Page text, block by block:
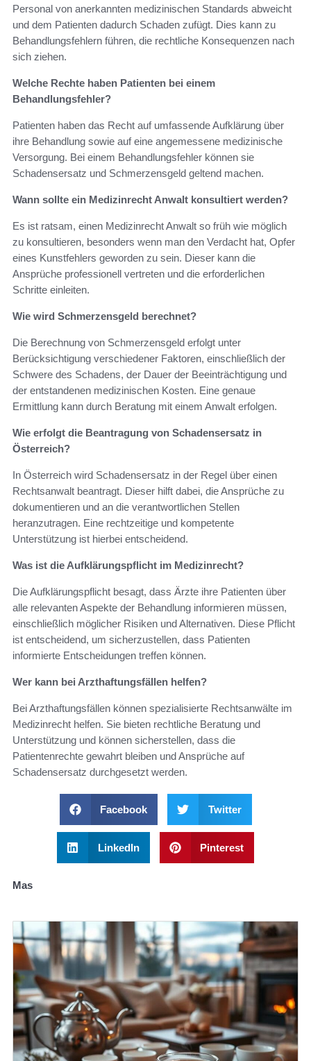
Personal von anerkannten medizinischen Standards abweicht
und dem Patienten dadurch Schaden zufügt. Dies kann zu
Behandlungsfehlern führen, die rechtliche Konsequenzen nach
sich ziehen.
Welche Rechte haben Patienten bei einem
Behandlungsfehler?
Patienten haben das Recht auf umfassende Aufklärung über
ihre Behandlung sowie auf eine angemessene medizinische
Versorgung. Bei einem Behandlungsfehler können sie
Schadensersatz und Schmerzensgeld geltend machen.
Wann sollte ein Medizinrecht Anwalt konsultiert werden?
Es ist ratsam, einen Medizinrecht Anwalt so früh wie möglich
zu konsultieren, besonders wenn man den Verdacht hat, Opfer
eines Kunstfehlers geworden zu sein. Dieser kann die
Ansprüche professionell vertreten und die erforderlichen
Schritte einleiten.
Wie wird Schmerzensgeld berechnet?
Die Berechnung von Schmerzensgeld erfolgt unter
Berücksichtigung verschiedener Faktoren, einschließlich der
Schwere des Schadens, der Dauer der Beeinträchtigung und
der entstandenen medizinischen Kosten. Eine genaue
Ermittlung kann durch Beratung mit einem Anwalt erfolgen.
Wie erfolgt die Beantragung von Schadensersatz in
Österreich?
In Österreich wird Schadensersatz in der Regel über einen
Rechtsanwalt beantragt. Dieser hilft dabei, die Ansprüche zu
dokumentieren und an die verantwortlichen Stellen
heranzutragen. Eine rechtzeitige und kompetente
Unterstützung ist hierbei entscheidend.
Was ist die Aufklärungspflicht im Medizinrecht?
Die Aufklärungspflicht besagt, dass Ärzte ihre Patienten über
alle relevanten Aspekte der Behandlung informieren müssen,
einschließlich möglicher Risiken und Alternativen. Diese Pflicht
ist entscheidend, um sicherzustellen, dass Patienten
informierte Entscheidungen treffen können.
Wer kann bei Arzthaftungsfällen helfen?
Bei Arzthaftungsfällen können spezialisierte Rechtsanwälte im
Medizinrecht helfen. Sie bieten rechtliche Beratung und
Unterstützung und können sicherstellen, dass die
Patientenrechte gewahrt bleiben und Ansprüche auf
Schadensersatz durchgesetzt werden.
Facebook Twitter
LinkedIn Pinterest
Mas